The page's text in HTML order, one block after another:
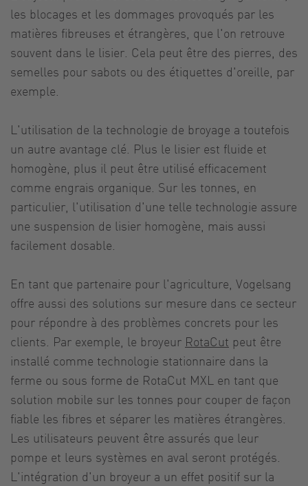
les blocages et les dommages provoqués par les
matières fibreuses et étrangères, que l'on retrouve
souvent dans le lisier. Cela peut être des pierres, des
semelles pour sabots ou des étiquettes d'oreille, par
exemple.
L'utilisation de la technologie de broyage a toutefois
un autre avantage clé. Plus le lisier est fluide et
homogène, plus il peut être utilisé efficacement
comme engrais organique. Sur les tonnes, en
particulier, l'utilisation d'une telle technologie assure
une suspension de lisier homogène, mais aussi
facilement dosable.
En tant que partenaire pour l'agriculture, Vogelsang
offre aussi des solutions sur mesure dans ce secteur
pour répondre à des problèmes concrets pour les
clients. Par exemple, le broyeur RotaCut peut être
installé comme technologie stationnaire dans la
ferme ou sous forme de RotaCut MXL en tant que
solution mobile sur les tonnes pour couper de façon
fiable les fibres et séparer les matières étrangères.
Les utilisateurs peuvent être assurés que leur
pompe et leurs systèmes en aval seront protégés.
L'intégration d'un broyeur a un effet positif sur la